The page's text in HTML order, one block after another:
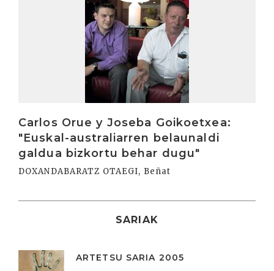
Carlos Orue y Joseba Goikoetxea:
"Euskal-australiarren belaunaldi
galdua bizkortu behar dugu"
DOXANDABARATZ OTAEGI, Beñat
SARIAK
ARTETSU SARIA 2005